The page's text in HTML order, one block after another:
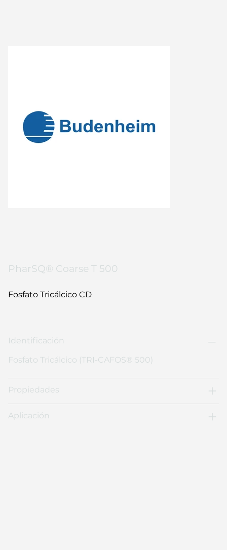
PharSQ® Coarse T 500
Fosfato Tricálcico CD
Identificación
Fosfato Tricálcico (TRI-CAFOS® 500)
Propiedades
Aplicación